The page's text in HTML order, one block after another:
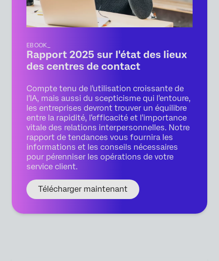
EBOOK_
Rapport 2025 sur l'état des lieux
des centres de contact
Compte tenu de l'utilisation croissante de
l'IA, mais aussi du scepticisme qui l'entoure,
les entreprises devront trouver un équilibre
entre la rapidité, l'efficacité et l'importance
vitale des relations interpersonnelles. Notre
rapport de tendances vous fournira les
informations et les conseils nécessaires
pour pérenniser les opérations de votre
service client.
Télécharger maintenant